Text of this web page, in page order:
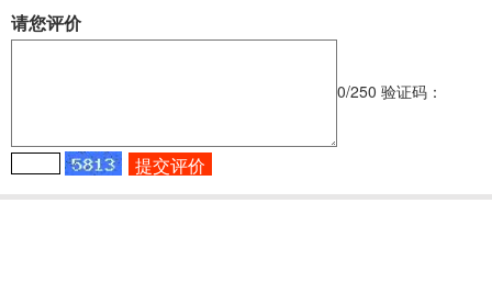
请您评价
0/250 验证码：